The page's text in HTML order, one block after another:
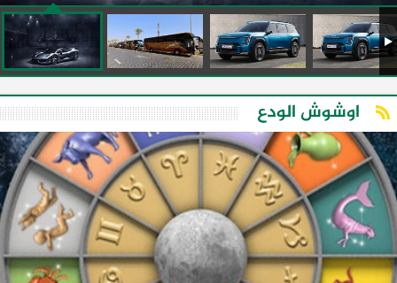
اوشوش الودع